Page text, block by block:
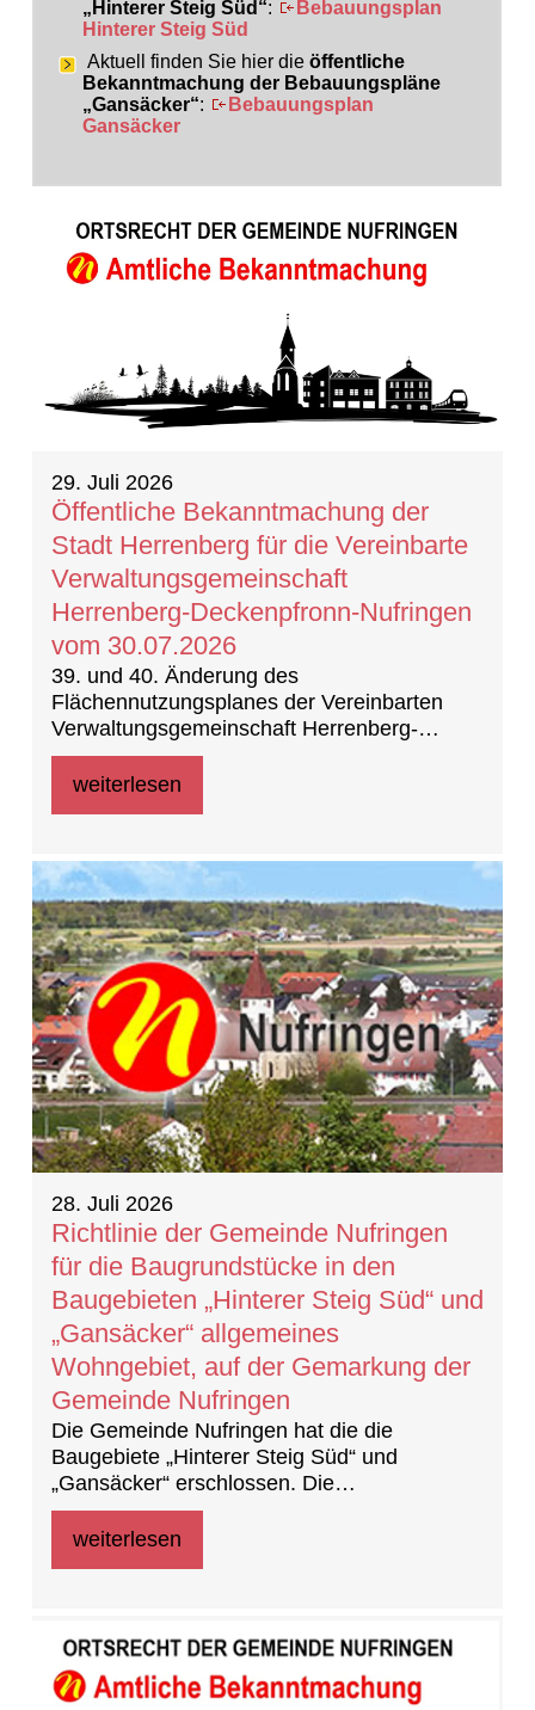
„Hinterer Steig Süd“:
Bebauungsplan
Hinterer Steig Süd
Aktuell finden Sie hier die öffentliche
Bekanntmachung der Bebauungspläne
„Gansäcker“:
Bebauungsplan
Gansäcker
20 Ergebnisse gefunden
29. Juli 2026
Öffentliche Bekanntmachung der
Stadt Herrenberg für die Vereinbarte
Verwaltungsgemeinschaft
Herrenberg-Deckenpfronn-Nufringen
vom 30.07.2026
39. und 40. Änderung des
Flächennutzungsplanes der Vereinbarten
Verwaltungsgemeinschaft Herrenberg-
Deckenpfronn-Nufringen
weiterlesen
28. Juli 2026
Richtlinie der Gemeinde Nufringen
für die Baugrundstücke in den
Baugebieten „Hinterer Steig Süd“ und
„Gansäcker“ allgemeines
Wohngebiet, auf der Gemarkung der
Gemeinde Nufringen
Die Gemeinde Nufringen hat die die
Baugebiete „Hinterer Steig Süd“ und
„Gansäcker“ erschlossen. Die
Baufeldfreigabe erfolgte am 21. Mai 2026.
Die Grundstücke sind weiterhin im Eigentum
weiterlesen